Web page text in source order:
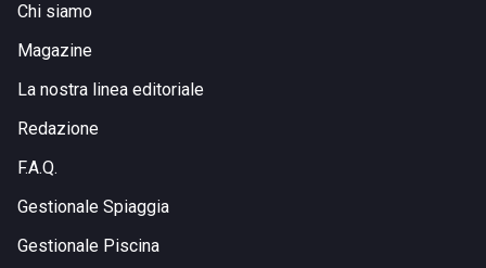
Chi siamo
Magazine
La nostra linea editoriale
Redazione
F.A.Q.
Gestionale Spiaggia
Gestionale Piscina